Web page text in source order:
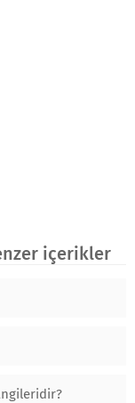
içerikler